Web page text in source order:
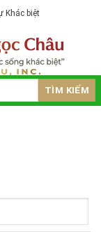
Khác biệt
TÌM KIẾM